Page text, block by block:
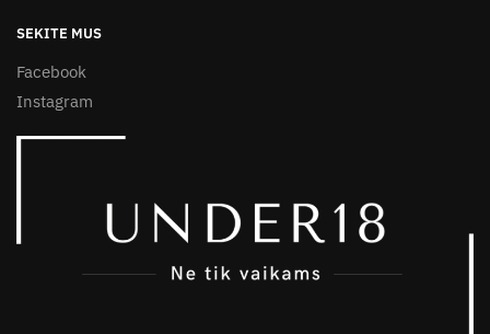
SEKITE MUS
Facebook
Instagram